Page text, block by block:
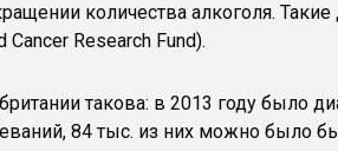
количества алкоголя.
Research Fund).
такова: в 2013 году было
84 тыс. из них можно было